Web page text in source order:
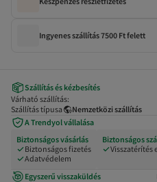
Ingyenes szállítás 7500 Ft felett
Szállítás és kézbesítés
Várható szállítás:
Szállítás típusa
Nemzetközi szállítás
A Trendyol vállalása
Biztonságos vásárlás
Biztonságos fizetés
Adatvédelem
Biztonságos
Visszatérítés
Egyszerű visszaküldés